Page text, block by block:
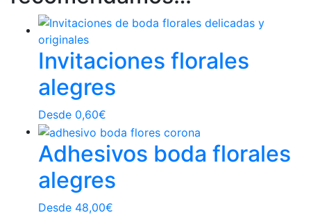
Invitaciones florales
alegres
Desde 0,60€
Adhesivos boda florales
alegres
Desde 48,00€